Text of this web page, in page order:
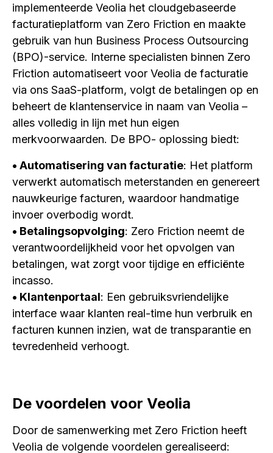
implementeerde Veolia het cloudgebaseerde
facturatieplatform van Zero Friction en maakte
gebruik van hun Business Process Outsourcing
(BPO)-service. Interne specialisten binnen Zero
Friction automatiseert voor Veolia de facturatie
via ons SaaS-platform, volgt de betalingen op en
beheert de klantenservice in naam van Veolia –
alles volledig in lijn met hun eigen
merkvoorwaarden. De BPO- oplossing biedt:
• Automatisering van facturatie: Het platform
verwerkt automatisch meterstanden en genereert
nauwkeurige facturen, waardoor handmatige
invoer overbodig wordt.
• Betalingsopvolging: Zero Friction neemt de
verantwoordelijkheid voor het opvolgen van
betalingen, wat zorgt voor tijdige en efficiënte
incasso.
• Klantenportaal: Een gebruiksvriendelijke
interface waar klanten real-time hun verbruik en
facturen kunnen inzien, wat de transparantie en
tevredenheid verhoogt.
De voordelen voor Veolia
Door de samenwerking met Zero Friction heeft
Veolia de volgende voordelen gerealiseerd: